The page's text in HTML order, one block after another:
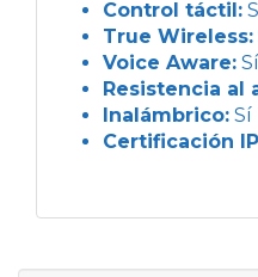
Control táctil:
True Wireless:
Voice Aware: Sí
Resistencia al
Inalámbrico: Sí
Certificación